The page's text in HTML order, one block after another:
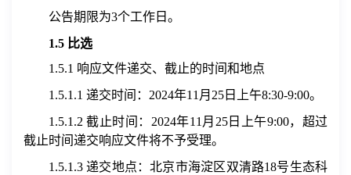
公告期限为3个工作日。
1.5 比选
1.5.1 响应文件递交、截止的时间和地点
1.5.1.1 递交时间： 2024年11 月 25 日上午8:30-9:00。
1.5.1.2截止时间： 2024年11 月 25日上午9:00，超过
截止时间递交响应文件将不予受理。
1.5.1.3递交地点：北京市海淀区双清路18号生态科